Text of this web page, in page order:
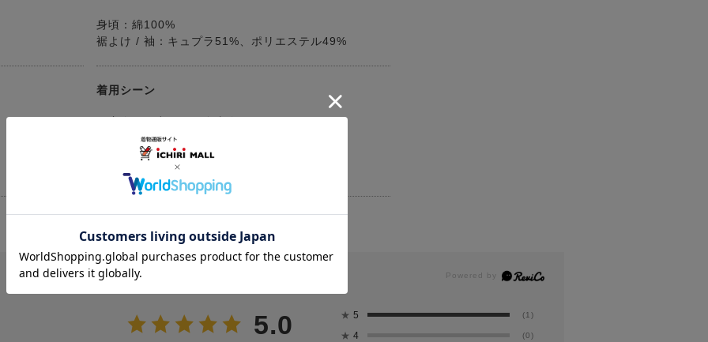
身頃：綿100%
裾よけ / 袖：キュプラ51%、ポリエステル49%
着用シーン
お茶席 / 観劇 / コンサート
カジュアルパーティー
ショッピング など
5.0 ★ 5 (1)
★ 4 (0)